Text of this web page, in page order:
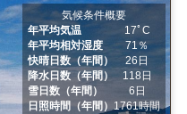
気候条件概要
年平均気温
17ﾟC
年平均相対湿度
71％
快晴日数（年間）
26日
降水日数（年間）
118日
雪日数（年間）
6日
日照時間（年間） 1761時間